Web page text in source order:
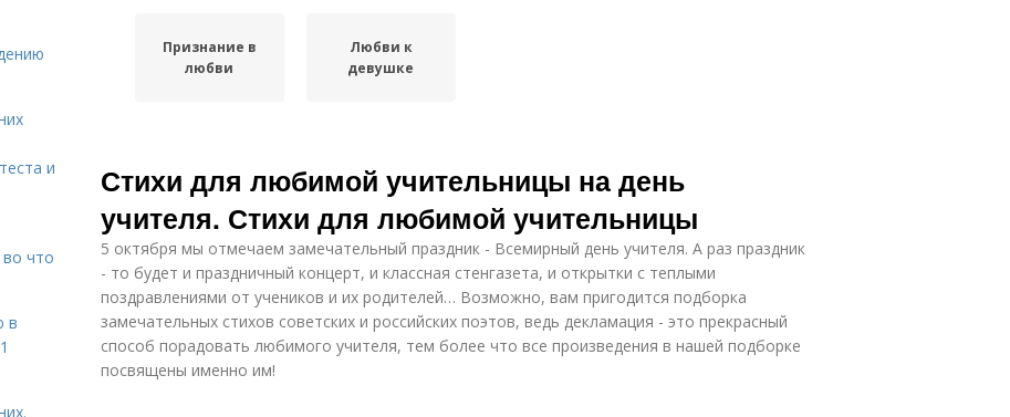
Признание в
любви
Любви к
девушке
Стихи для любимой учительницы на день
учителя. Стихи для любимой учительницы
5 октября мы отмечаем замечательный праздник - Всемирный день учителя. А раз праздник
- то будет и праздничный концерт, и классная стенгазета, и открытки с теплыми
поздравлениями от учеников и их родителей… Возможно, вам пригодится подборка
замечательных стихов советских и российских поэтов, ведь декламация - это прекрасный
способ порадовать любимого учителя, тем более что все произведения в нашей подборке
посвящены именно им!
и
во что
в